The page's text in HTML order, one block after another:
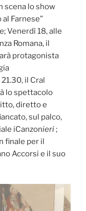
scena lo show
Farnese”
Venerdì 18, alle
Romana, il
protagonista
il Cral
lo spettacolo
diretto e
sul palco,
iCanzonieri;
finale per il
Accorsi e il suo